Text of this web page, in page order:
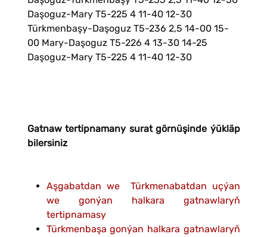
Daşoguz-Mary T5-225 4 11-40 12-30
Türkmenbaşy-Daşoguz T5-236 2,5 14-00 15-
00 Mary-Daşoguz T5-226 4 13-30 14-25
Daşoguz-Mary T5-225 4 11-40 12-30
Gatnaw tertipnamany surat görnüşinde ýükläp
bilersiniz
Aşgabatdan we Türkmenabatdan uçýan
we gonýan halkara gatnawlaryň
tertipnamasy
Türkmenbaşa gonýan halkara gatnawlaryň